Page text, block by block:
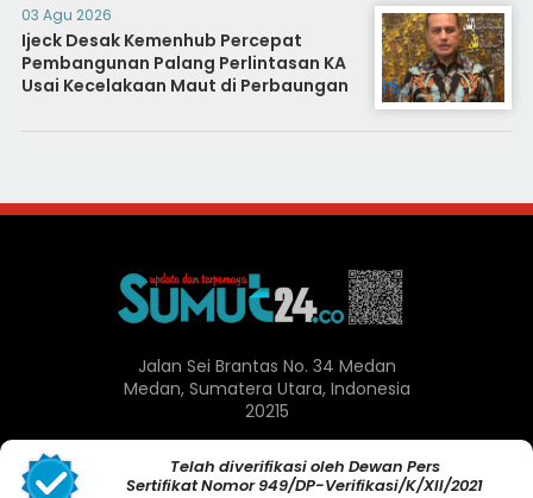
03 Agu 2026
Ijeck Desak Kemenhub Percepat
Pembangunan Palang Perlintasan KA
Usai Kecelakaan Maut di Perbaungan
Jalan Sei Brantas No. 34 Medan
Medan, Sumatera Utara, Indonesia
20215
Telah diverifikasi oleh Dewan Pers
Sertifikat Nomor 949/DP-Verifikasi/K/XII/2021